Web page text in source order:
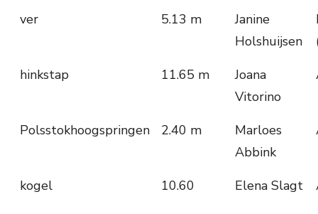
ver
5.13 m
Janine
Holshuijsen
hinkstap
11.65 m
Joana
Vitorino
Polsstokhoogspringen 2.40 m
Marloes
Abbink
kogel 10.60 Elena Slagt